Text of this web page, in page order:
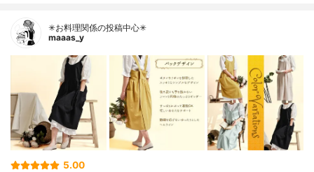
✳お料理関係の投稿中心✳
maaas_y
5.00